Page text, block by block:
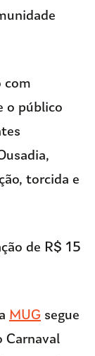
com
o público
torcida e
de R$ 15
MUG segue
Carnaval